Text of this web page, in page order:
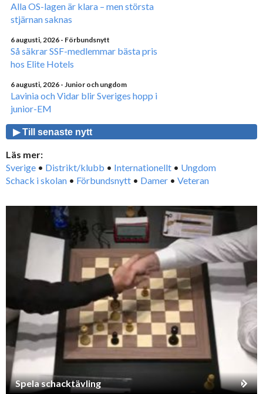
Alla OS-lagen är klara – men största
stjärnan saknas
6 augusti, 2026 - Förbundsnytt
Så säkrar SSF-medlemmar bästa pris
hos Elite Hotels
6 augusti, 2026 - Junior och ungdom
Lavinia och Vidar blir Sveriges hopp i
junior-EM
▶ Till senaste nytt
Läs mer:
Sverige • Distrikt/klubb • Internationellt • Ungdom
Schack i skolan • Förbundsnytt • Damer • Veteran
Spela schacktävling